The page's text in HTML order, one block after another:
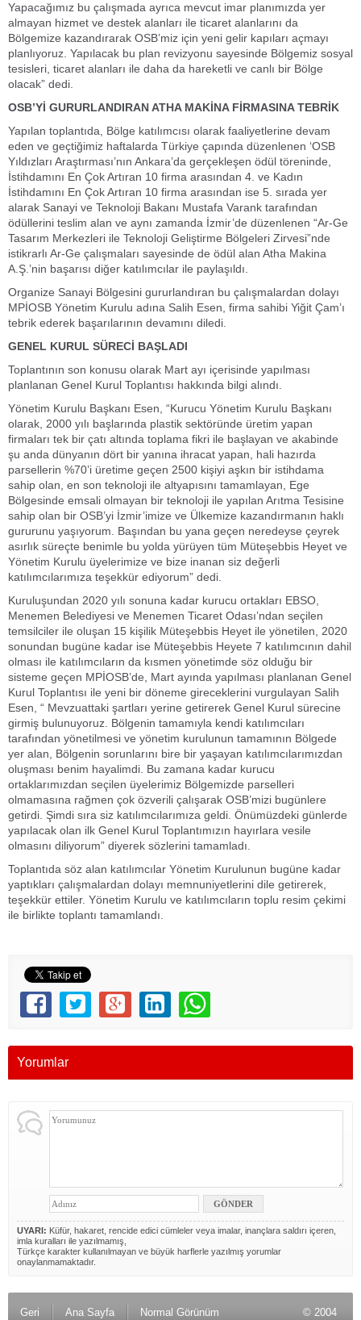
Yapacağımız bu çalışmada ayrıca mevcut imar planımızda yer
almayan hizmet ve destek alanları ile ticaret alanlarını da
Bölgemize kazandırarak OSB’miz için yeni gelir kapıları açmayı
planlıyoruz. Yapılacak bu plan revizyonu sayesinde Bölgemiz sosyal
tesisleri, ticaret alanları ile daha da hareketli ve canlı bir Bölge
olacak” dedi.
OSB’Yİ GURURLANDIRAN ATHA MAKİNA FİRMASINA TEBRİK
Yapılan toplantıda, Bölge katılımcısı olarak faaliyetlerine devam
eden ve geçtiğimiz haftalarda Türkiye çapında düzenlenen ‘OSB
Yıldızları Araştırması’nın Ankara’da gerçekleşen ödül töreninde,
İstihdamını En Çok Artıran 10 firma arasından 4. ve Kadın
İstihdamını En Çok Artıran 10 firma arasından ise 5. sırada yer
alarak Sanayi ve Teknoloji Bakanı Mustafa Varank tarafından
ödüllerini teslim alan ve aynı zamanda İzmir’de düzenlenen “Ar-Ge
Tasarım Merkezleri ile Teknoloji Geliştirme Bölgeleri Zirvesi”nde
istikrarlı Ar-Ge çalışmaları sayesinde de ödül alan Atha Makina
A.Ş.’nin başarısı diğer katılımcılar ile paylaşıldı.
Organize Sanayi Bölgesini gururlandıran bu çalışmalardan dolayı
MPİOSB Yönetim Kurulu adına Salih Esen, firma sahibi Yiğit Çam’ı
tebrik ederek başarılarının devamını diledi.
GENEL KURUL SÜRECİ BAŞLADI
Toplantının son konusu olarak Mart ayı içerisinde yapılması
planlanan Genel Kurul Toplantısı hakkında bilgi alındı.
Yönetim Kurulu Başkanı Esen, “Kurucu Yönetim Kurulu Başkanı
olarak, 2000 yılı başlarında plastik sektöründe üretim yapan
firmaları tek bir çatı altında toplama fikri ile başlayan ve akabinde
şu anda dünyanın dört bir yanına ihracat yapan, hali hazırda
parsellerin %70’i üretime geçen 2500 kişiyi aşkın bir istihdama
sahip olan, en son teknoloji ile altyapısını tamamlayan, Ege
Bölgesinde emsali olmayan bir teknoloji ile yapılan Arıtma Tesisine
sahip olan bir OSB’yi İzmir’imize ve Ülkemize kazandırmanın haklı
gururunu yaşıyorum. Başından bu yana geçen neredeyse çeyrek
asırlık süreçte benimle bu yolda yürüyen tüm Müteşebbis Heyet ve
Yönetim Kurulu üyelerimize ve bize inanan siz değerli
katılımcılarımıza teşekkür ediyorum” dedi.
Kuruluşundan 2020 yılı sonuna kadar kurucu ortakları EBSO,
Menemen Belediyesi ve Menemen Ticaret Odası’ndan seçilen
temsilciler ile oluşan 15 kişilik Müteşebbis Heyet ile yönetilen, 2020
sonundan bugüne kadar ise Müteşebbis Heyete 7 katılımcının dahil
olması ile katılımcıların da kısmen yönetimde söz olduğu bir
sisteme geçen MPİOSB’de, Mart ayında yapılması planlanan Genel
Kurul Toplantısı ile yeni bir döneme gireceklerini vurgulayan Salih
Esen, “ Mevzuattaki şartları yerine getirerek Genel Kurul sürecine
girmiş bulunuyoruz. Bölgenin tamamıyla kendi katılımcıları
tarafından yönetilmesi ve yönetim kurulunun tamamının Bölgede
yer alan, Bölgenin sorunlarını bire bir yaşayan katılımcılarımızdan
oluşması benim hayalimdi. Bu zamana kadar kurucu
ortaklarımızdan seçilen üyelerimiz Bölgemizde parselleri
olmamasına rağmen çok özverili çalışarak OSB’mizi bugünlere
getirdi. Şimdi sıra siz katılımcılarımıza geldi. Önümüzdeki günlerde
yapılacak olan ilk Genel Kurul Toplantımızın hayırlara vesile
olmasını diliyorum” diyerek sözlerini tamamladı.
Toplantıda söz alan katılımcılar Yönetim Kurulunun bugüne kadar
yaptıkları çalışmalardan dolayı memnuniyetlerini dile getirerek,
teşekkür ettiler. Yönetim Kurulu ve katılımcıların toplu resim çekimi
ile birlikte toplantı tamamlandı.
Yorumlar
UYARI: Küfür, hakaret, rencide edici cümleler veya imalar, inançlara saldırı içeren,
imla kuralları ile yazılmamış,
Türkçe karakter kullanılmayan ve büyük harflerle yazılmış yorumlar
onaylanmamaktadır.
Geri Ana Sayfa Normal Görünüm © 2004